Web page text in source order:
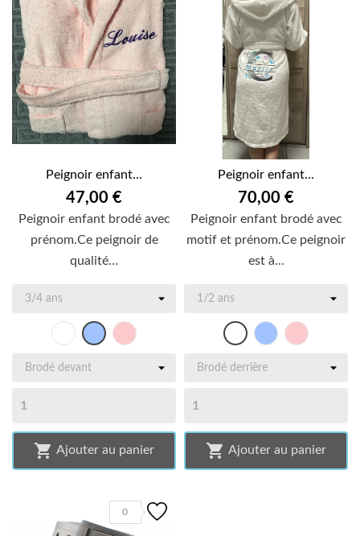
Peignoir enfant...
47,00 €
Peignoir enfant brodé avec
prénom.Ce peignoir de
qualité...
Blancbleu Rose
 Ajouter au panier
Peignoir enfant...
70,00 €
Peignoir enfant brodé avec
motif et prénom.Ce peignoir
est à...
BlancbleuRose
 Ajouter au panier
0